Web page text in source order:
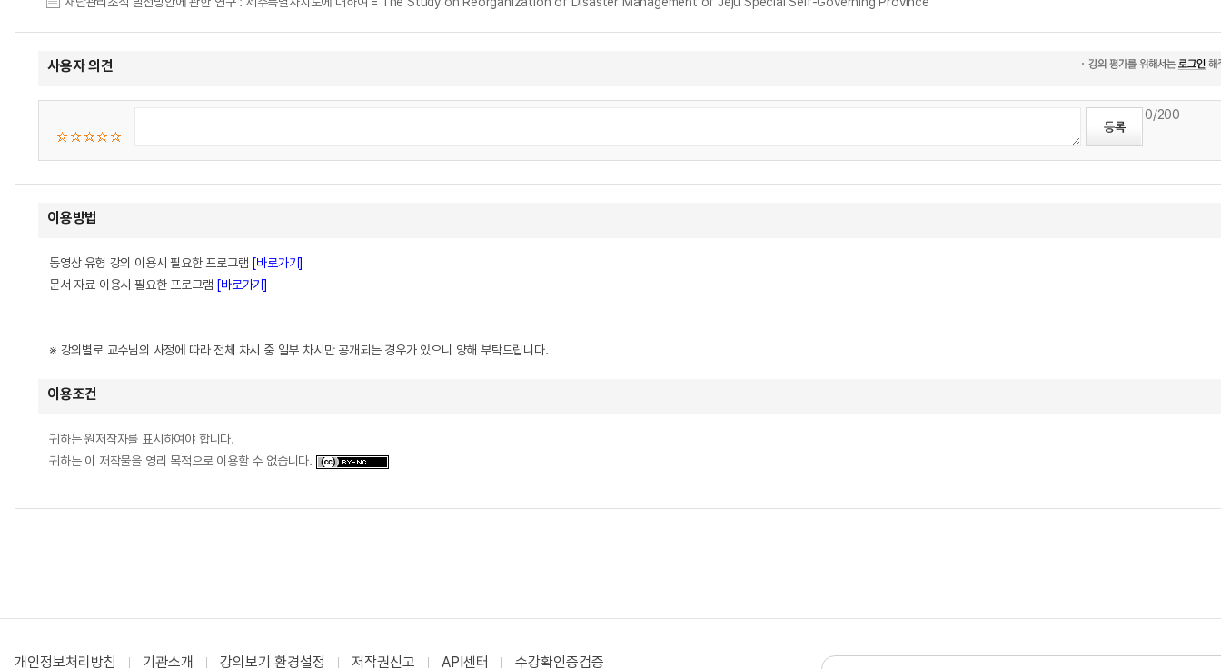
사용자 의견
0/200
이용방법
동영상 유형 강의 이용시 필요한 프로그램 [바로가기]
문서 자료 이용시 필요한 프로그램 [바로가기]
※ 강의별로 교수님의 사정에 따라 전체 차시 중 일부 차시만 공개되는 경우가 있으니 양해 부탁드립니다.
이용조건
귀하는 원저작자를 표시하여야 합니다.
귀하는 이 저작물을 영리 목적으로 이용할 수 없습니다.
개인정보처리방침 기관소개 강의보기 환경설정 저작권신고 API센터 수강확인증검증